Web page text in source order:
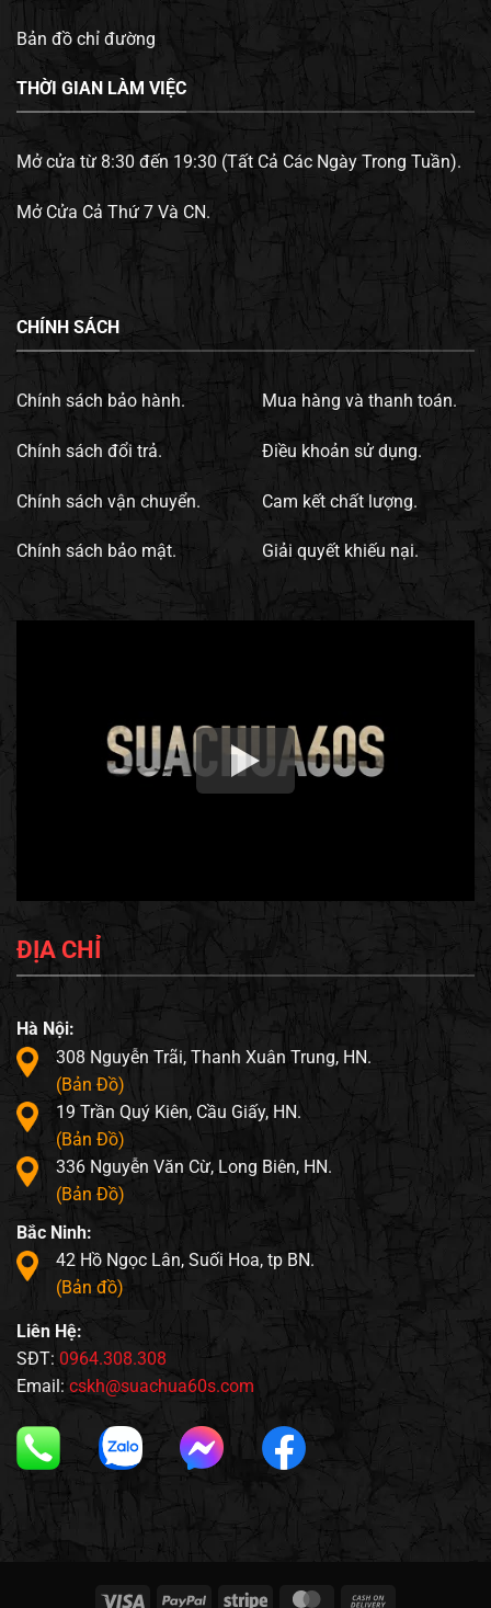
Bản đồ chỉ đường
THỜI GIAN LÀM VIỆC
Mở cửa từ 8:30 đến 19:30 (Tất Cả Các Ngày Trong Tuần).
Mở Cửa Cả Thứ 7 Và CN.
CHÍNH SÁCH
Chính sách bảo hành.
Chính sách đổi trả.
Chính sách vận chuyển.
Chính sách bảo mật.
Mua hàng và thanh toán.
Điều khoản sử dụng.
Cam kết chất lượng.
Giải quyết khiếu nại.
ĐỊA CHỈ
Hà Nội:
308 Nguyễn Trãi, Thanh Xuân Trung, HN.
(Bản Đồ)
19 Trần Quý Kiên, Cầu Giấy, HN.
(Bản Đồ)
336 Nguyễn Văn Cừ, Long Biên, HN.
(Bản Đồ)
Bắc Ninh:
42 Hồ Ngọc Lân, Suối Hoa, tp BN.
(Bản đồ)
Liên Hệ:
SĐT: 0964.308.308
Email: cskh@suachua60s.com
Visa PayPal Stripe MasterCard